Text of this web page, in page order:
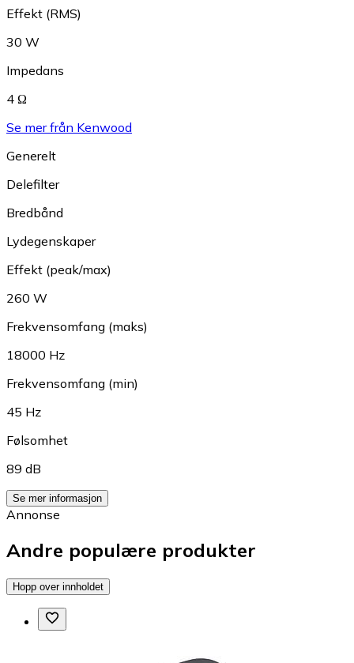
Effekt (RMS)
30 W
Impedans
4 Ω
Se mer från Kenwood
Generelt
Delefilter
Bredbånd
Lydegenskaper
Effekt (peak/max)
260 W
Frekvensomfang (maks)
18000 Hz
Frekvensomfang (min)
45 Hz
Følsomhet
89 dB
Se mer informasjon
Annonse
Andre populære produkter
Hopp over innholdet